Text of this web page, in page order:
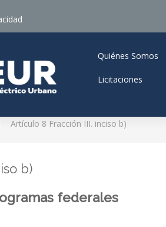
Quiénes Somos
Licitaciones
Artículo 8 Fracción III. inciso b)
b)
federales